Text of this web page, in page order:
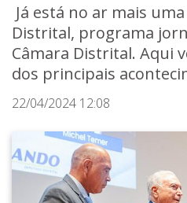
Já está no ar mais
Distrital, programa
Câmara Distrital. Aqui
dos principais
22/04/2024 12:08